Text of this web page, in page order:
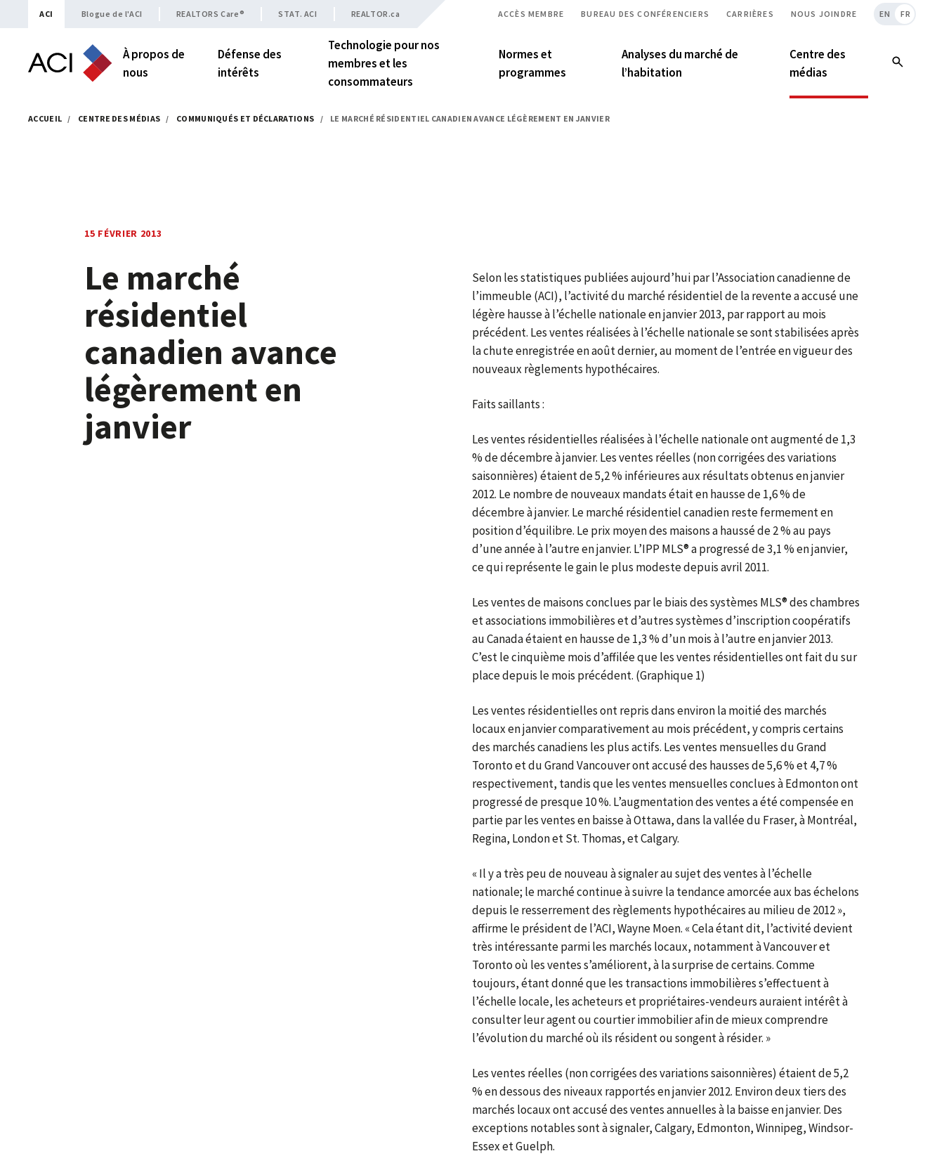
Skip to content
ACI Blogue de l'ACI REALTORS Care® STAT. ACI REALTOR.ca ACCÈS MEMBRE BUREAU DES CONFÉRENCIERS CARRIÈRES NOUS JOINDRE EN FR
À propos de
nous
Défense des
intérêts
Technologie pour nos
membres et les
consommateurs
Normes et
programmes
Analyses du marché de
l’habitation
Centre des
médias
ACCUEIL / CENTRE DES MÉDIAS / COMMUNIQUÉS ET DÉCLARATIONS / LE MARCHÉ RÉSIDENTIEL CANADIEN AVANCE LÉGÈREMENT EN JANVIER
15 FÉVRIER 2013
Le marché
résidentiel
canadien avance
légèrement en
janvier
Selon les statistiques publiées aujourd’hui par l’Association canadienne de
l’immeuble (ACI), l’activité du marché résidentiel de la revente a accusé une
légère hausse à l’échelle nationale en janvier 2013, par rapport au mois
précédent. Les ventes réalisées à l’échelle nationale se sont stabilisées après
la chute enregistrée en août dernier, au moment de l’entrée en vigueur des
nouveaux règlements hypothécaires.
Faits saillants :
Les ventes résidentielles réalisées à l’échelle nationale ont augmenté de 1,3
% de décembre à janvier. Les ventes réelles (non corrigées des variations
saisonnières) étaient de 5,2 % inférieures aux résultats obtenus en janvier
2012. Le nombre de nouveaux mandats était en hausse de 1,6 % de
décembre à janvier. Le marché résidentiel canadien reste fermement en
position d’équilibre. Le prix moyen des maisons a haussé de 2 % au pays
d’une année à l’autre en janvier. L’IPP MLS® a progressé de 3,1 % en janvier,
ce qui représente le gain le plus modeste depuis avril 2011.
Les ventes de maisons conclues par le biais des systèmes MLS® des chambres
et associations immobilières et d’autres systèmes d’inscription coopératifs
au Canada étaient en hausse de 1,3 % d’un mois à l’autre en janvier 2013.
C’est le cinquième mois d’affilée que les ventes résidentielles ont fait du sur
place depuis le mois précédent. (Graphique 1)
Les ventes résidentielles ont repris dans environ la moitié des marchés
locaux en janvier comparativement au mois précédent, y compris certains
des marchés canadiens les plus actifs. Les ventes mensuelles du Grand
Toronto et du Grand Vancouver ont accusé des hausses de 5,6 % et 4,7 %
respectivement, tandis que les ventes mensuelles conclues à Edmonton ont
progressé de presque 10 %. L’augmentation des ventes a été compensée en
partie par les ventes en baisse à Ottawa, dans la vallée du Fraser, à Montréal,
Regina, London et St. Thomas, et Calgary.
« Il y a très peu de nouveau à signaler au sujet des ventes à l’échelle
nationale; le marché continue à suivre la tendance amorcée aux bas échelons
depuis le resserrement des règlements hypothécaires au milieu de 2012 »,
affirme le président de l’ACI, Wayne Moen. « Cela étant dit, l’activité devient
très intéressante parmi les marchés locaux, notamment à Vancouver et
Toronto où les ventes s’améliorent, à la surprise de certains. Comme
toujours, étant donné que les transactions immobilières s’effectuent à
l’échelle locale, les acheteurs et propriétaires-vendeurs auraient intérêt à
consulter leur agent ou courtier immobilier afin de mieux comprendre
l’évolution du marché où ils résident ou songent à résider. »
Les ventes réelles (non corrigées des variations saisonnières) étaient de 5,2
% en dessous des niveaux rapportés en janvier 2012. Environ deux tiers des
marchés locaux ont accusé des ventes annuelles à la baisse en janvier. Des
exceptions notables sont à signaler, Calgary, Edmonton, Winnipeg, Windsor-
Essex et Guelph.